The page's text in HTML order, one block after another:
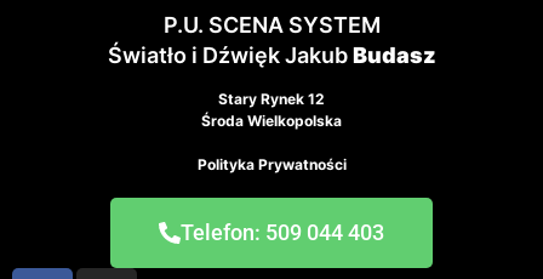
P.U. SCENA SYSTEM
Światło i Dźwięk JakubBudasz
Stary Rynek 12
Środa Wielkopolska
Polityka Prywatności
Telefon: 509 044 403